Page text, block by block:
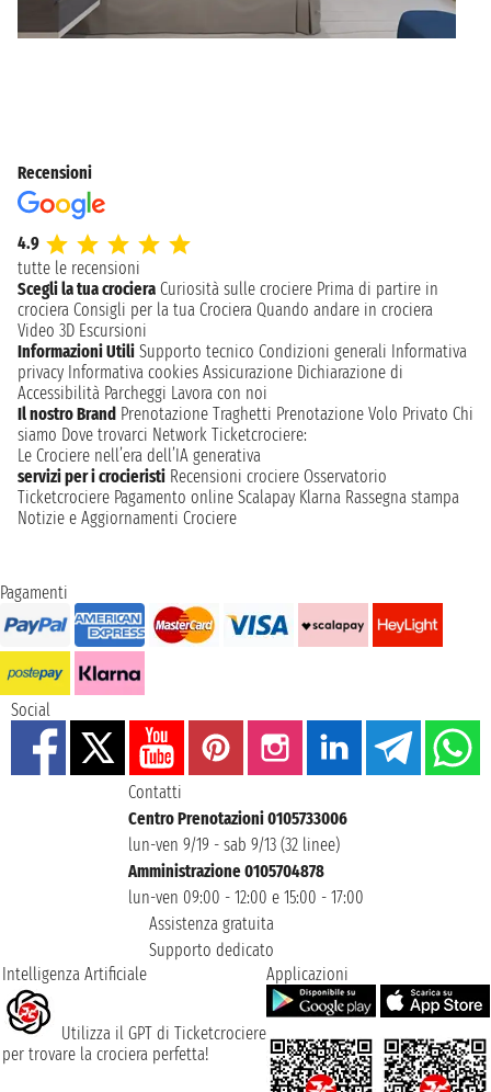
Recensioni
4.9
tutte le recensioni
Scegli la tua crociera Curiosità sulle crociere Prima di partire in
crociera Consigli per la tua Crociera Quando andare in crociera
Video 3D Escursioni
Informazioni Utili Supporto tecnico Condizioni generali Informativa
privacy Informativa cookies Assicurazione Dichiarazione di
Accessibilità Parcheggi Lavora con noi
Il nostro Brand Prenotazione Traghetti Prenotazione Volo Privato Chi
siamo Dove trovarci Network Ticketcrociere:
Le Crociere nell’era dell’IA generativa
servizi per i crocieristi Recensioni crociere Osservatorio
Ticketcrociere Pagamento online Scalapay Klarna Rassegna stampa
Notizie e Aggiornamenti Crociere
Pagamenti
Social
Contatti
Centro Prenotazioni 0105733006
lun-ven 9/19 - sab 9/13 (32 linee)
Amministrazione 0105704878
lun-ven 09:00 - 12:00 e 15:00 - 17:00
Assistenza gratuita
Supporto dedicato
Intelligenza Artificiale
Utilizza il GPT di Ticketcrociere
per trovare la crociera perfetta!
Applicazioni